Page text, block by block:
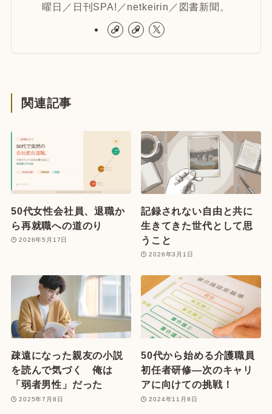
曜日／日刊SPA!／netkeirin／図書新聞。
関連記事
50代女性会社員、退職か
ら再就職への道のり
2026年5月17日
記録されない自由と共に
生きてきた世代として思
うこと
2026年3月1日
疎遠になった親友の小説
を読んで気づく 俺は
「弱者男性」だった
2025年7月8日
50代から始める介護職員
初任者研修—次のキャリ
アに向けての挑戦！
2024年11月8日